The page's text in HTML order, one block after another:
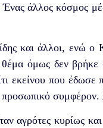
άλλος κόσμος
και άλλοι, ενώ ο
όμως δεν βρήκε
εκείνου που έδωσε
συμφέρον.
αγρότες κυρίως και